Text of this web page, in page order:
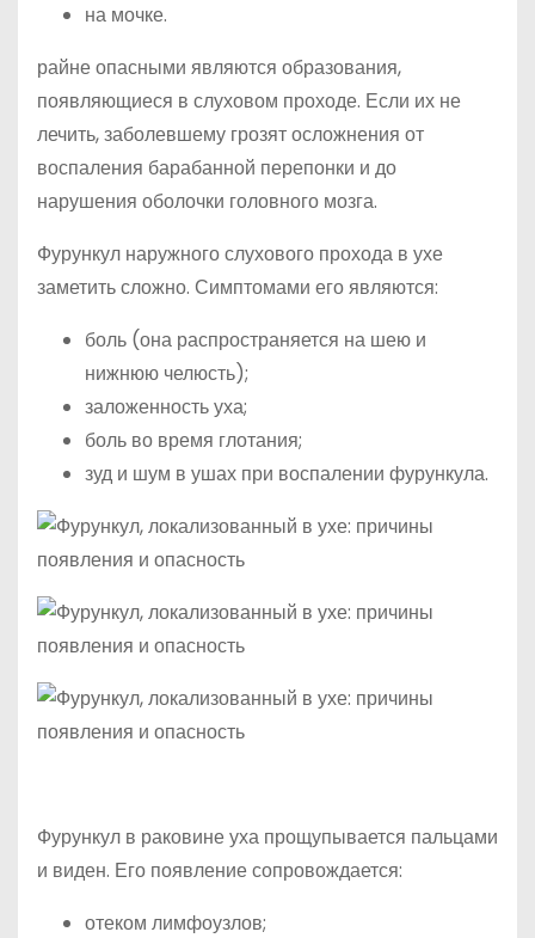
на мочке.
райне опасными являются образования,
появляющиеся в слуховом проходе. Если их не
лечить, заболевшему грозят осложнения от
воспаления барабанной перепонки и до
нарушения оболочки головного мозга.
Фурункул наружного слухового прохода в ухе
заметить сложно. Симптомами его являются:
боль (она распространяется на шею и
нижнюю челюсть);
заложенность уха;
боль во время глотания;
зуд и шум в ушах при воспалении фурункула.
Фурункул в раковине уха прощупывается пальцами
и виден. Его появление сопровождается:
отеком лимфоузлов;